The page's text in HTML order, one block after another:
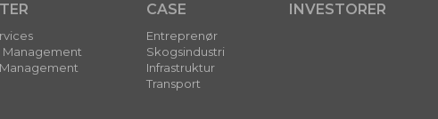
Management
CASE
Entreprenør
Skogsindustri
Infrastruktur
Transport
INVESTORER